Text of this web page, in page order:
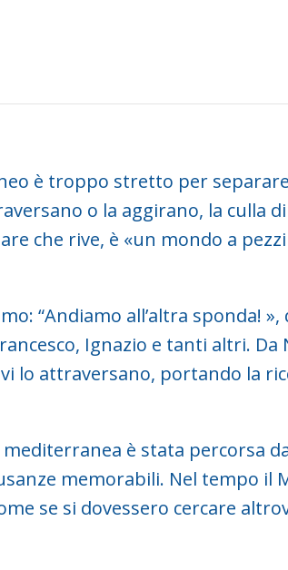
è troppo stretto per
o la aggirano, la culla
che rive, è «un mondo a
“Andiamo all’altra sponda! »,
Ignazio e tanti altri. Da
attraversano, portando la
è stata percorsa
memorabili. Nel tempo il
se si dovessero cercare